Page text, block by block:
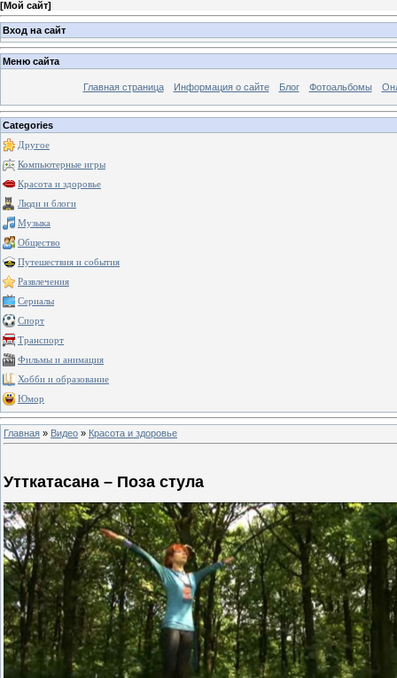
[Мой сайт]
Вход на сайт
Меню сайта
Главная страница Информация о сайте Блог Фотоальбомы
Categories
Другое
Компьютерные игры
Красота и здоровье
Люди и блоги
Музыка
Общество
Путешествия и события
Развлечения
Сериалы
Спорт
Транспорт
Фильмы и анимация
Хобби и образование
Юмор
Главная » Видео » Красота и здоровье
Утткатасана – Поза стула